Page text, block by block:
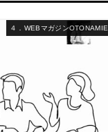
４．WEBマガジンOTONAMIE